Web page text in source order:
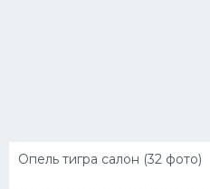
Опель тигра салон (32 фото)